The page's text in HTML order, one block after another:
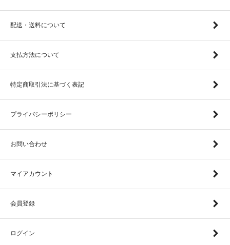
配送・送料について
支払方法について
特定商取引法に基づく表記
プライバシーポリシー
お問い合わせ
マイアカウント
会員登録
ログイン